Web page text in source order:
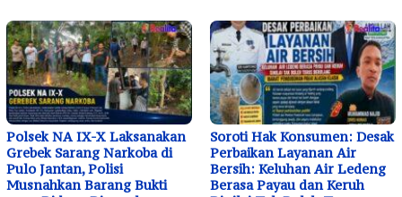
Polsek NA IX-X Laksanakan
Grebek Sarang Narkoba di
Pulo Jantan, Polisi
Musnahkan Barang Bukti
Soroti Hak Konsumen: Desak
Perbaikan Layanan Air
Bersih: Keluhan Air Ledeng
Berasa Payau dan Keruh